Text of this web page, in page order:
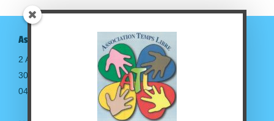
Association Temps Libre
2 Avenue de la gare
30190 Saint-Geniès de Malgoirès
04.66.63.14.36